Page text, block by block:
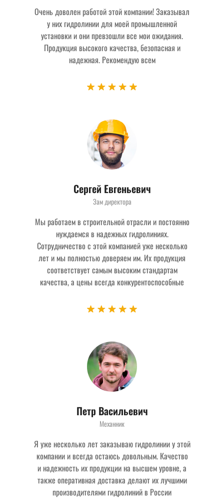
Очень доволен работой этой компании! Заказывал
у них гидролинии для моей промышленной
установки и они превзошли все мои ожидания.
Продукция высокого качества, безопасная и
надежная. Рекомендую всем
Сергей Евгеньевич
Зам директора
Мы работаем в строительной отрасли и постоянно
нуждаемся в надежных гидролиниях.
Сотрудничество с этой компанией уже несколько
лет и мы полностью доверяем им. Их продукция
соответствует самым высоким стандартам
качества, а цены всегда конкурентоспособные
Петр Васильевич
Механник
Я уже несколько лет заказываю гидролинии у этой
компании и всегда остаюсь довольным. Качество
и надежность их продукции на высшем уровне, а
также оперативная доставка делают их лучшими
производителями гидролиний в России